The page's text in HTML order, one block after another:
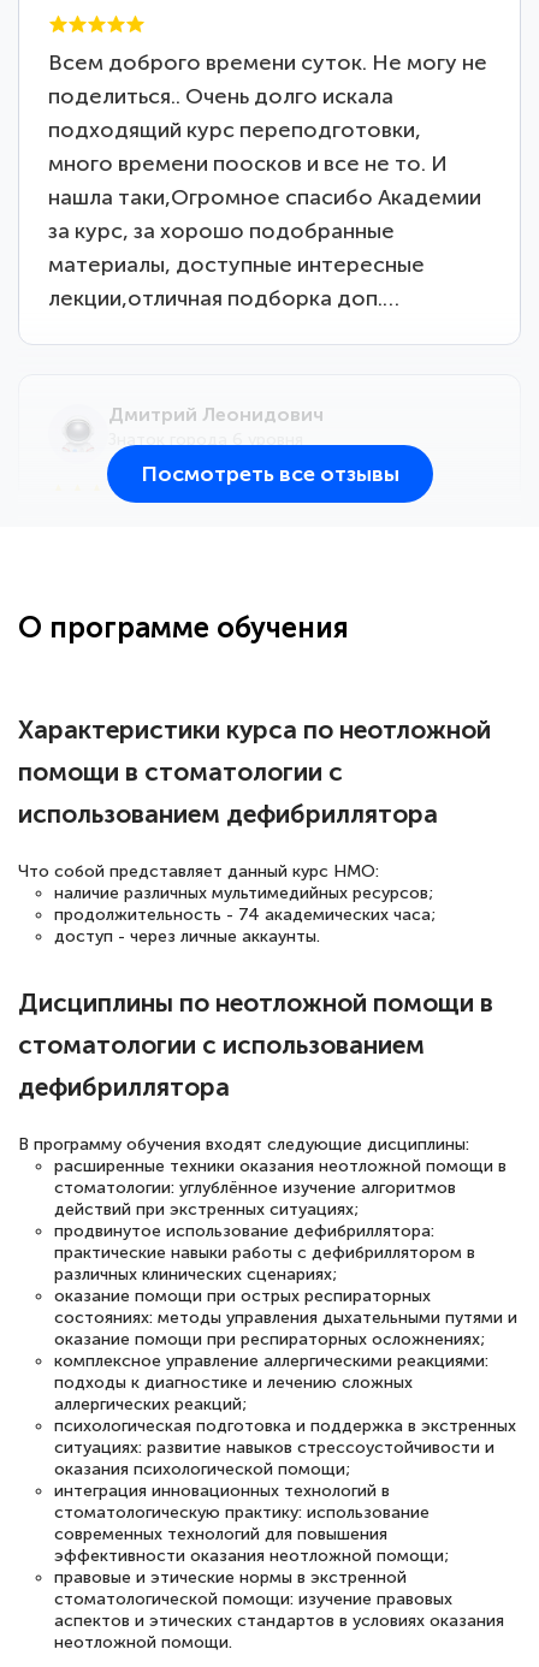
Всем доброго времени суток. Не могу не
поделиться.. Очень долго искала
подходящий курс переподготовки,
много времени поосков и все не то. И
нашла таки,Огромное спасибо Академии
за курс, за хорошо подобранные
материалы, доступные интересные
лекции,отличная подборка доп.…
Дмитрий Леонидович
большое количество методических
Елена Кравченко
18 марта 2026
Выражаю благодарность за курс
русскому языку и литературе". Много
полезных материалов помогли
книги, методические рекомендации,
статьи. Времени на подготовку
достаточно. Курс помогает пройти
аттестацию в школе. Спасибо!
Евгения Коротких
Знаток города 2 уровня
12 марта 2026
Спасибо большое Академии! Грамотное,
вежливое сопровождение! Всё чётко и
понятно! Проходила повышение
квалификации. Ещё раз - СПАСИБО!
Елена Петрикс
Посмотреть все отзывы
О программе обучения
Характеристики курса по неотложной
помощи в стоматологии с
использованием дефибриллятора
Что собой представляет данный курс НМО:
наличие различных мультимедийных ресурсов;
продолжительность - 74 академических часа;
доступ - через личные аккаунты.
Дисциплины по неотложной помощи в
стоматологии с использованием
дефибриллятора
В программу обучения входят следующие дисциплины:
расширенные техники оказания неотложной помощи в
стоматологии: углублённое изучение алгоритмов
действий при экстренных ситуациях;
продвинутое использование дефибриллятора:
практические навыки работы с дефибриллятором в
различных клинических сценариях;
оказание помощи при острых респираторных
состояниях: методы управления дыхательными путями и
оказание помощи при респираторных осложнениях;
комплексное управление аллергическими реакциями:
подходы к диагностике и лечению сложных
аллергических реакций;
психологическая подготовка и поддержка в экстренных
ситуациях: развитие навыков стрессоустойчивости и
оказания психологической помощи;
интеграция инновационных технологий в
стоматологическую практику: использование
современных технологий для повышения
эффективности оказания неотложной помощи;
правовые и этические нормы в экстренной
стоматологической помощи: изучение правовых
аспектов и этических стандартов в условиях оказания
неотложной помощи.